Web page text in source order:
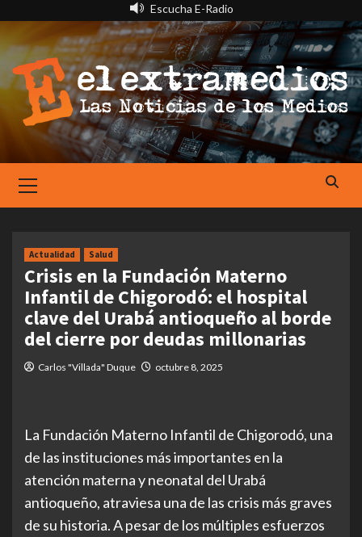
contenido
Escucha E-Radio
Menu
Actualidad Salud
Crisis en la Fundación Materno
Infantil de Chigorodó: el hospital
clave del Urabá antioqueño al borde
del cierre por deudas millonarias
Carlos "Villada" Duque octubre 8, 2025
La Fundación Materno Infantil de Chigorodó, una
de las instituciones más importantes en la
atención materna y neonatal del Urabá
antioqueño, atraviesa una de las crisis más graves
de su historia. A pesar de los múltiples esfuerzos